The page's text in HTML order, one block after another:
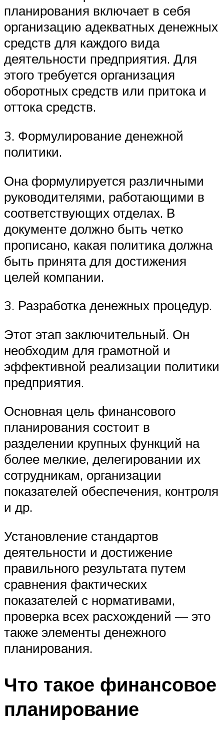
планирования включает в себя
организацию адекватных денежных
средств для каждого вида
деятельности предприятия. Для
этого требуется организация
оборотных средств или притока и
оттока средств.
3. Формулирование денежной
политики.
Она формулируется различными
руководителями, работающими в
соответствующих отделах. В
документе должно быть четко
прописано, какая политика должна
быть принята для достижения
целей компании.
3. Разработка денежных процедур.
Этот этап заключительный. Он
необходим для грамотной и
эффективной реализации политики
предприятия.
Основная цель финансового
планирования состоит в
разделении крупных функций на
более мелкие, делегировании их
сотрудникам, организации
показателей обеспечения, контроля
и др.
Установление стандартов
деятельности и достижение
правильного результата путем
сравнения фактических
показателей с нормативами,
проверка всех расхождений ― это
также элементы денежного
планирования.
Что такое финансовое
планирование